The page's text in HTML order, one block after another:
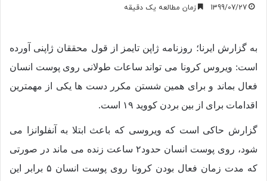
1399/07/27 زمان مطالعه یک دقیقه
به گزارش ایرنا؛ روزنامه ژاپن تایمز از قول محققان ژاپنی آورده
است: ویروس کرونا می تواند ساعات طولانی روی پوست انسان
فعال بماند و برای همین شستن مکرر دست ها یکی از مهمترین
اقدامات برای از بین بردن کووید ۱۹ است.
گزارش حاکی است که ویروسی که باعث ابتلا به آنفلوانزا می
شود، روی پوست انسان حدود۲ ساعت زنده می ماند در صورتی
که مدت زمان فعال بودن کرونا روی پوست انسان ۵ برابر این